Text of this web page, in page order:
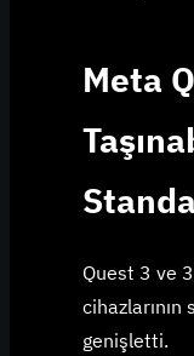
Meta
Quest 3 ve
cihazlarının
genişletti.